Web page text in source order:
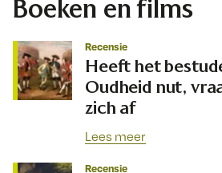
Boeken en films
Recensie
Heeft het
Oudheid nut,
zich af
Lees meer
Recensie